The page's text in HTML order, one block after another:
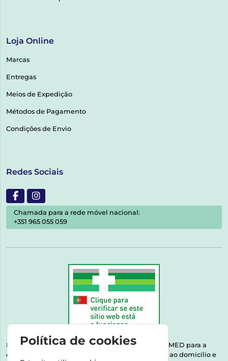
Loja Online
Marcas
Entregas
Meios de Expedição
Métodos de Pagamento
Condições de Envio
Redes Sociais
Chamada para a rede móvel nacional:
+351 965 055 059
Esta farmácia encontra-se autorizada pelo INFARMED para a
dispensa de medicamentos e produtos de saúde ao domicílio e
Política de cookies